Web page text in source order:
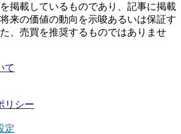
掲載しているものであり、記事に掲載
来の価値の動向を示唆あるいは保証す
、売買を推奨するものではありませ
て
リシー
定